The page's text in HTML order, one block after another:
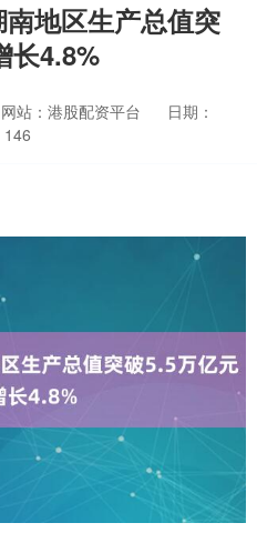
地区生产总值突
长4.8%
网站：港股配资平台
日期：
146